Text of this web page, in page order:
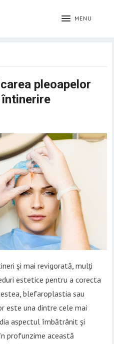
MENU
pleoapelor
și mai revigorată, mulți
estetice pentru a corecta
blefaroplastia sau
este una dintre cele mai
aspectul îmbătrânit și
profunzime această